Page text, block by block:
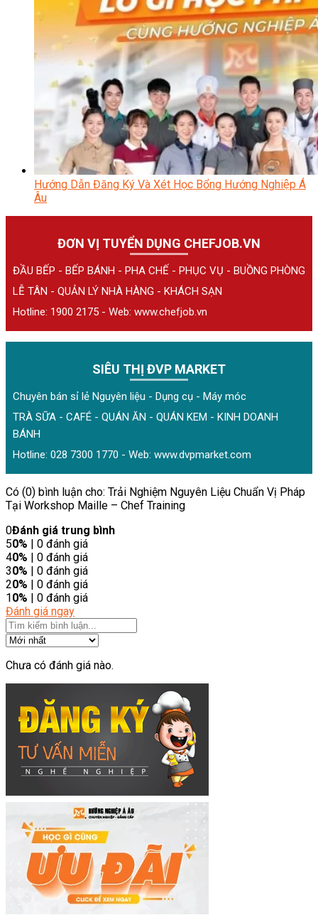
Hướng Dẫn Đăng Ký Và Xét Học Bổng Hướng Nghiệp Á
Âu
ĐƠN VỊ TUYỂN DỤNG CHEFJOB.VN
ĐẦU BẾP - BẾP BÁNH - PHA CHẾ - PHỤC VỤ - BUỒNG PHÒNG
LỄ TÂN - QUẢN LÝ NHÀ HÀNG - KHÁCH SẠN
Hotline: 1900 2175 - Web: www.chefjob.vn
SIÊU THỊ ĐVP MARKET
Chuyên bán sỉ lẻ Nguyên liệu - Dụng cụ - Máy móc
TRÀ SỮA - CAFÉ - QUÁN ĂN - QUÁN KEM - KINH DOANH
BÁNH
Hotline: 028 7300 1770 - Web: www.dvpmarket.com
Có (0) bình luận cho: Trải Nghiệm Nguyên Liệu Chuẩn Vị Pháp
Tại Workshop Maille – Chef Training
0Đánh giá trung bình
50% | 0 đánh giá
40% | 0 đánh giá
30% | 0 đánh giá
20% | 0 đánh giá
1 0% | 0 đánh giá
Đánh giá ngay
Chưa có đánh giá nào.